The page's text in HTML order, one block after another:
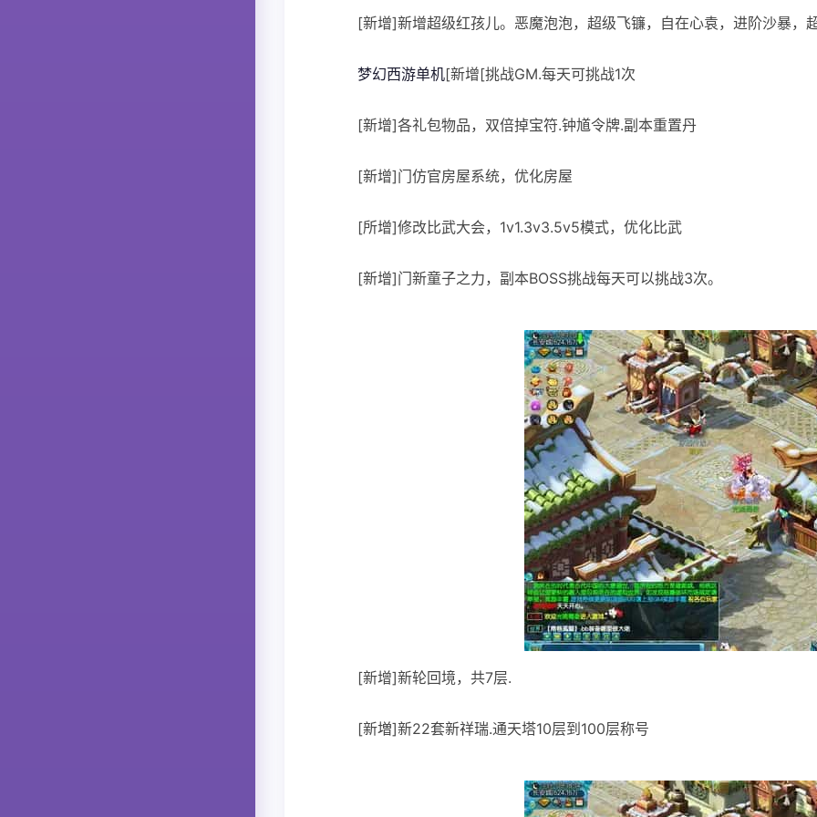
[新增]新增超级红孩儿。恶魔泡泡，超级飞镰，自在心袁，进阶沙暴，
梦幻西游单机[新增[挑战GM.每天可挑战1次
[新增]各礼包物品，双倍掉宝符.钟馗令牌.副本重置丹
[新增]门仿官房屋系统，优化房屋
[所增]修改比武大会，1v1.3v3.5v5模式，优化比武
[新增]门新童子之力，副本BOSS挑战每天可以挑战3次。
[新增]新轮回境，共7层.
[新増]新22套新祥瑞.通天塔10层到100层称号